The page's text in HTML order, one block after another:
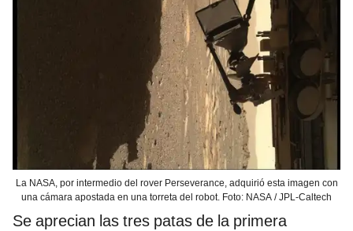
La NASA, por intermedio del rover Perseverance, adquirió esta imagen con
una cámara apostada en una torreta del robot. Foto: NASA / JPL-Caltech
Se aprecian las tres patas de la primera